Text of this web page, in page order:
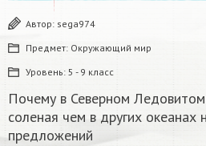
Автор: sega974
Предмет: Окружающий мир
Уровень: 5 - 9 класс
Почему в Северном
соленая чем в других океанах
предложений